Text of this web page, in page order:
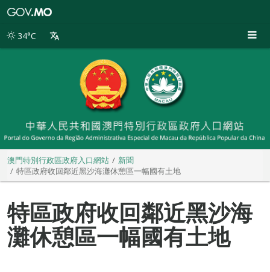
別
34°C
澳門特別行政區政府入口網站
新聞
特區政府收回鄰近黑沙海灘休憩區一幅國有土地
特區政府收回鄰近黑沙海
灘休憩區一幅國有土地